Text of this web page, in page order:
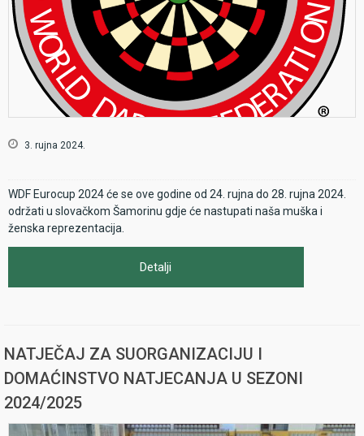
3. rujna 2024.
WDF Eurocup 2024 će se ove godine od 24. rujna do 28. rujna 2024.
održati u slovačkom Šamorinu gdje će nastupati naša muška i
ženska reprezentacija.
Detalji
NATJEČAJ ZA SUORGANIZACIJU I
DOMAĆINSTVO NATJECANJA U SEZONI
2024/2025